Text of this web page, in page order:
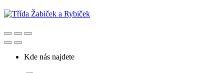
Kde nás najdete